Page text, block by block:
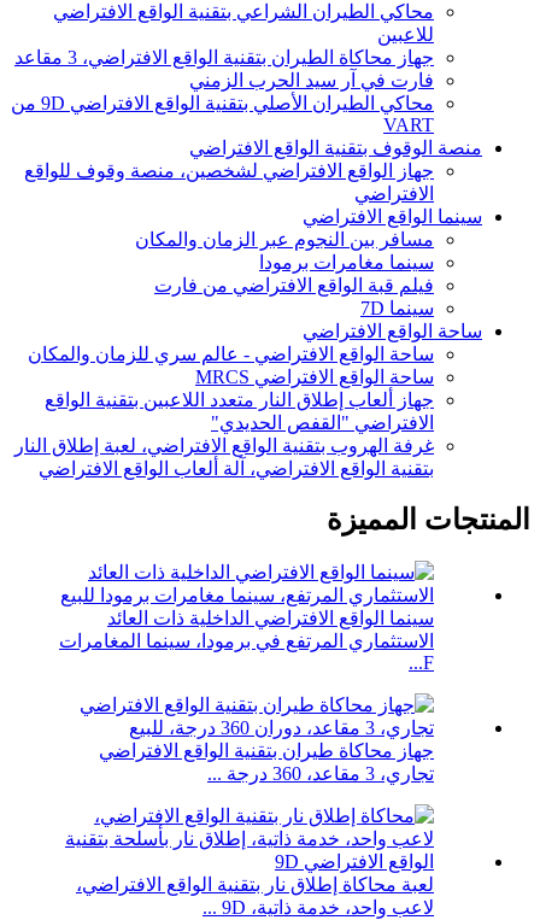
محاكي الطيران الشراعي بتقنية الواقع الافتراضي
للاعبين
جهاز محاكاة الطيران بتقنية الواقع الافتراضي، 3 مقاعد
فارت في آر سيد الحرب الزمني
محاكي الطيران الأصلي بتقنية الواقع الافتراضي 9D من
VART
منصة الوقوف بتقنية الواقع الافتراضي
جهاز الواقع الافتراضي لشخصين، منصة وقوف للواقع
الافتراضي
سينما الواقع الافتراضي
مسافر بين النجوم عبر الزمان والمكان
سينما مغامرات برمودا
فيلم قبة الواقع الافتراضي من فارت
سينما 7D
ساحة الواقع الافتراضي
ساحة الواقع الافتراضي - عالم سري للزمان والمكان
ساحة الواقع الافتراضي MRCS
جهاز ألعاب إطلاق النار متعدد اللاعبين بتقنية الواقع
الافتراضي "القفص الحديدي"
غرفة الهروب بتقنية الواقع الافتراضي، لعبة إطلاق النار
بتقنية الواقع الافتراضي، آلة ألعاب الواقع الافتراضي
المنتجات المميزة
سينما الواقع الافتراضي الداخلية ذات العائد
الاستثماري المرتفع في برمودا، سينما المغامرات
F...
جهاز محاكاة طيران بتقنية الواقع الافتراضي
تجاري، 3 مقاعد، 360 درجة ...
لعبة محاكاة إطلاق نار بتقنية الواقع الافتراضي،
لاعب واحد، خدمة ذاتية، 9D ...